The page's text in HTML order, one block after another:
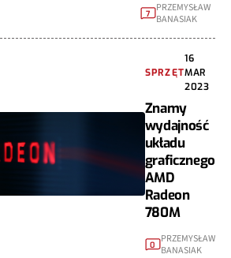
7
PRZEMYSŁAW
BANASIAK
SPRZĘT
16
MAR
2023
Znamy
wydajność
układu
graficznego
AMD
Radeon
780M
0 PRZEMYSŁAW
BANASIAK